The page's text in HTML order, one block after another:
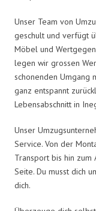
Unser Team von
geschult und verfügt
Möbel und
legen wir grossen
schonenden Umgang
ganz entspannt
Lebensabschnitt in
Unser
Service. Von der
Transport bis hin zum
Seite. Du musst dich
dich.